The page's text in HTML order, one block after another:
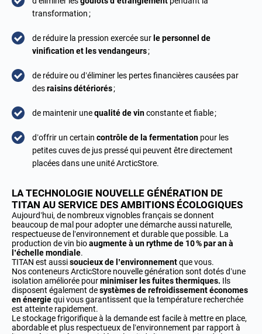
transformation ;
de réduire la pression exercée sur le personnel de
vinification et les vendangeurs;
de réduire ou d’éliminer les pertes financières causées par
desraisins détériorés;
de maintenir unequalité de vinconstante et fiable ;
d’offrir un certain contrôle de la fermentation pour les
petites cuves de jus pressé qui peuvent être directement
placées dans une unité ArcticStore.
LA TECHNOLOGIE NOUVELLE GÉNÉRATION DE
TITAN AU SERVICE DES AMBITIONS ÉCOLOGIQUES
Aujourd’hui, de nombreux vignobles français se donnent
beaucoup de mal pour adopter une démarche aussi naturelle,
respectueuse de l’environnement et durable que possible. La
production de vin bioaugmente à un rythme de 10 % par an à
l’échelle mondiale.
TITAN est aussisoucieux de l’environnementque vous.
Nos conteneurs ArcticStore nouvelle génération sont dotés d’une
isolation améliorée pourminimiser les fuites thermiques. Ils
disposent également desystèmes de refroidissement économes
en énergiequi vous garantissent que la température recherchée
est atteinte rapidement.
Le stockage frigorifique à la demande est facile à mettre en place,
abordable et plus respectueux de l’environnement par rapport à